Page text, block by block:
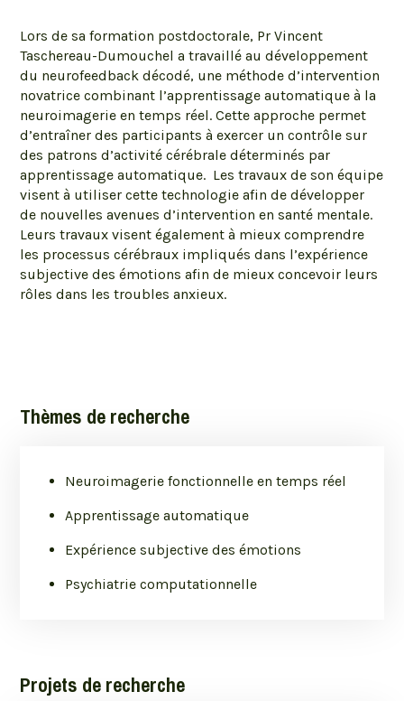
Lors de sa formation postdoctorale, Pr Vincent
Taschereau-Dumouchel a travaillé au développement
du neurofeedback décodé, une méthode d’intervention
novatrice combinant l’apprentissage automatique à la
neuroimagerie en temps réel. Cette approche permet
d’entraîner des participants à exercer un contrôle sur
des patrons d’activité cérébrale déterminés par
apprentissage automatique. Les travaux de son équipe
visent à utiliser cette technologie afin de développer
de nouvelles avenues d’intervention en santé mentale.
Leurs travaux visent également à mieux comprendre
les processus cérébraux impliqués dans l’expérience
subjective des émotions afin de mieux concevoir leurs
rôles dans les troubles anxieux.
Thèmes de recherche
Neuroimagerie fonctionnelle en temps réel
Apprentissage automatique
Expérience subjective des émotions
Psychiatrie computationnelle
Projets de recherche